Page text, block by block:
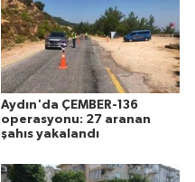
Aydın'da ÇEMBER-136
operasyonu: 27 aranan
şahıs yakalandı